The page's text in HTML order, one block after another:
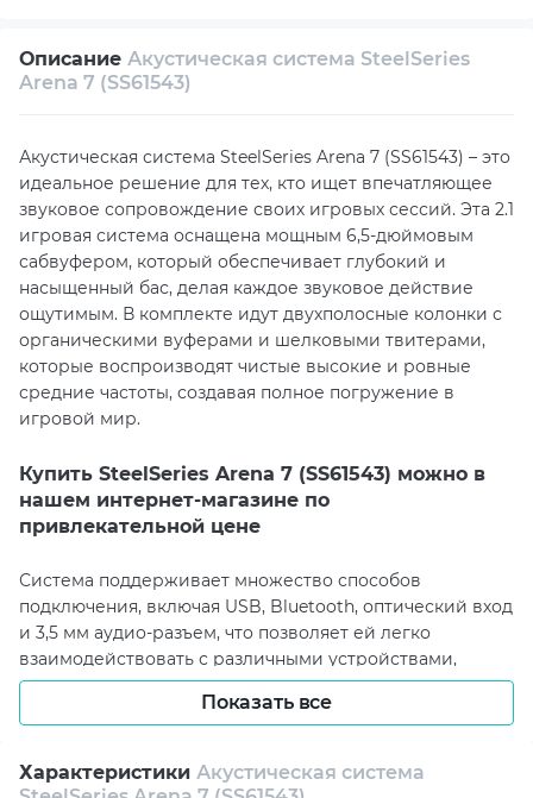
Собственный сервисный центр
Описание Акустическая система SteelSeries
Arena 7 (SS61543)
Акустическая система SteelSeries Arena 7 (SS61543) – это
идеальное решение для тех, кто ищет впечатляющее
звуковое сопровождение своих игровых сессий. Эта 2.1
игровая система оснащена мощным 6,5-дюймовым
сабвуфером, который обеспечивает глубокий и
насыщенный бас, делая каждое звуковое действие
ощутимым. В комплекте идут двухполосные колонки с
органическими вуферами и шелковыми твитерами,
которые воспроизводят чистые высокие и ровные
средние частоты, создавая полное погружение в
игровой мир.
Купить SteelSeries Arena 7 (SS61543) можно в
нашем интернет-магазине по
привлекательной цене
Система поддерживает множество способов
подключения, включая USB, Bluetooth, оптический вход
и 3,5 мм аудио-разъем, что позволяет ей легко
взаимодействовать с различными устройствами,
такими как ПК, PlayStation и Mac. Это делает её
универсальным решением для любой игровой или
Одной из выдающихся особенностей является RGB
Показать все
Характеристики Акустическая система